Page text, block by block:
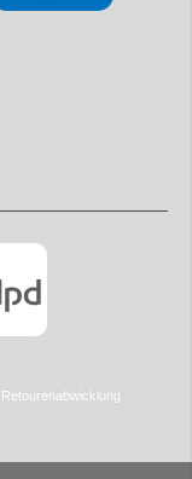
Retourenabwicklung